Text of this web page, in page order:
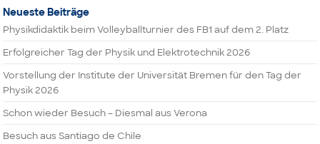
Neueste Beiträge
Physikdidaktik beim Volleyballturnier des FB1 auf dem 2. Platz
Erfolgreicher Tag der Physik und Elektrotechnik 2026
Vorstellung der Institute der Universität Bremen für den Tag der
Physik 2026
Schon wieder Besuch – Diesmal aus Verona
Besuch aus Santiago de Chile